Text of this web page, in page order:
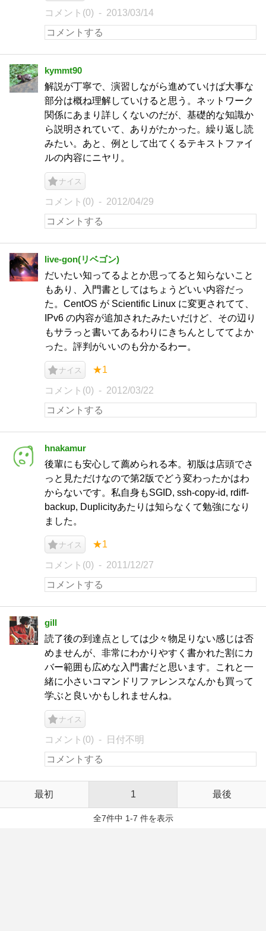
コメント(0) 2013/03/14
kymmt90
解説が丁寧で、演習しながら進めていけば大事な
部分は概ね理解していけると思う。ネットワーク
関係にあまり詳しくないのだが、基礎的な知識か
ら説明されていて、ありがたかった。繰り返し読
みたい。あと、例として出てくるテキストファイ
ルの内容にニヤリ。
ナイス
コメント(0) 2012/04/29
live-gon(リベゴン)
だいたい知ってるよとか思ってると知らないこと
もあり、入門書としてはちょうどいい内容だっ
た。CentOS が Scientific Linux に変更されてて、
IPv6 の内容が追加されたみたいだけど、その辺り
もサラっと書いてあるわりにきちんとしててよか
った。評判がいいのも分かるわー。
ナイス ★1
コメント(0) 2012/03/22
hnakamur
後輩にも安心して薦められる本。初版は店頭でさ
っと見ただけなので第2版でどう変わったかはわ
からないです。私自身もSGID, ssh-copy-id, rdiff-
backup, Duplicityあたりは知らなくて勉強になり
ました。
ナイス ★1
コメント(0) 2011/12/27
gill
読了後の到達点としては少々物足りない感じは否
めませんが、非常にわかりやすく書かれた割にカ
バー範囲も広めな入門書だと思います。これと一
緒に小さいコマンドリファレンスなんかも買って
学ぶと良いかもしれませんね。
ナイス
コメント(0) 日付不明
最初 1 最後
全7件中 1-7 件を表示